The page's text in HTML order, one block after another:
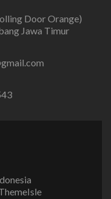
Door Orange)
Jawa Timur
Instagram